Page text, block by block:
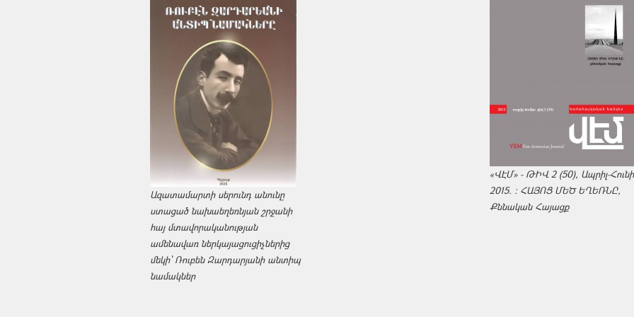
Ազատամարտի սերունդ անունը
ստացած նախաեղեռնյան շրջանի
հայ մտավորականության
ամենավառ ներկայացուցիչներից
մեկի՝ Ռուբեն Զարդարյանի անտիպ
նամակներ
«ՎԷՄ» - ԹԻՎ 2 (50), Ապրիլ-
2015. : ՀԱՅՈՑ ՄԵԾ ԵՂԵՌՆԸ,
Քննական Հայացք